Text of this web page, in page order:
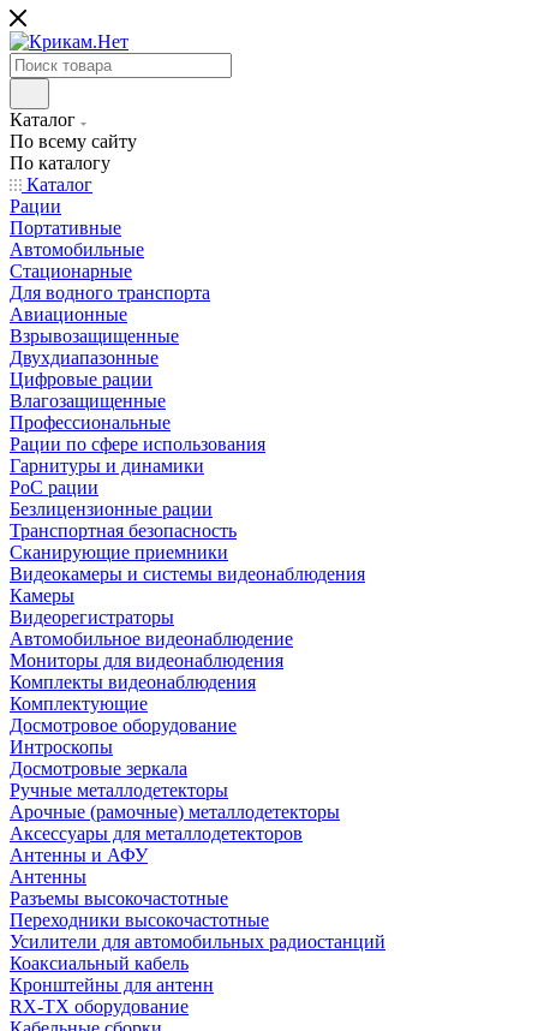
Каталог
По всему сайту
По каталогу
Каталог
Рации
Портативные
Автомобильные
Стационарные
Для водного транспорта
Авиационные
Взрывозащищенные
Двухдиапазонные
Цифровые рации
Влагозащищенные
Профессиональные
Рации по сфере использования
Гарнитуры и динамики
PoC рации
Безлицензионные рации
Транспортная безопасность
Сканирующие приемники
Видеокамеры и системы видеонаблюдения
Камеры
Видеорегистраторы
Автомобильное видеонаблюдение
Мониторы для видеонаблюдения
Комплекты видеонаблюдения
Комплектующие
Досмотровое оборудование
Интроскопы
Досмотровые зеркала
Ручные металлодетекторы
Арочные (рамочные) металлодетекторы
Аксессуары для металлодетекторов
Антенны и АФУ
Антенны
Разъемы высокочастотные
Переходники высокочастотные
Усилители для автомобильных радиостанций
Коаксиальный кабель
Кронштейны для антенн
RX-TX оборудование